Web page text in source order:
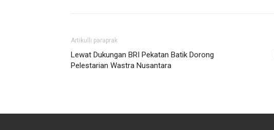
Artikulli paraprak
Lewat Dukungan BRI Pekatan Batik Dorong
Pelestarian Wastra Nusantara